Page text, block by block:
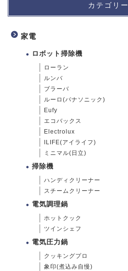
カテゴリー
家電
ロボット掃除機
ローラン
ルンバ
ブラーバ
ルーロ(パナソニック)
Eufy
エコバックス
Electrolux
ILIFE(アイライフ)
ミニマル(日立)
掃除機
ハンディクリーナー
スチームクリーナー
電気調理鍋
ホットクック
ツインシェフ
電気圧力鍋
クッキングプロ
象印(煮込み自慢)